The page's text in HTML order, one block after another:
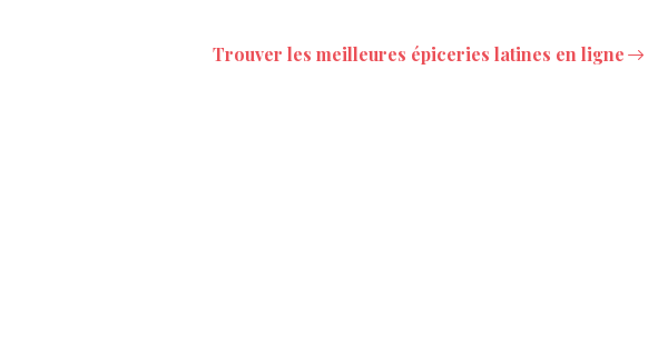
Trouver les meilleures épiceries latines en ligne